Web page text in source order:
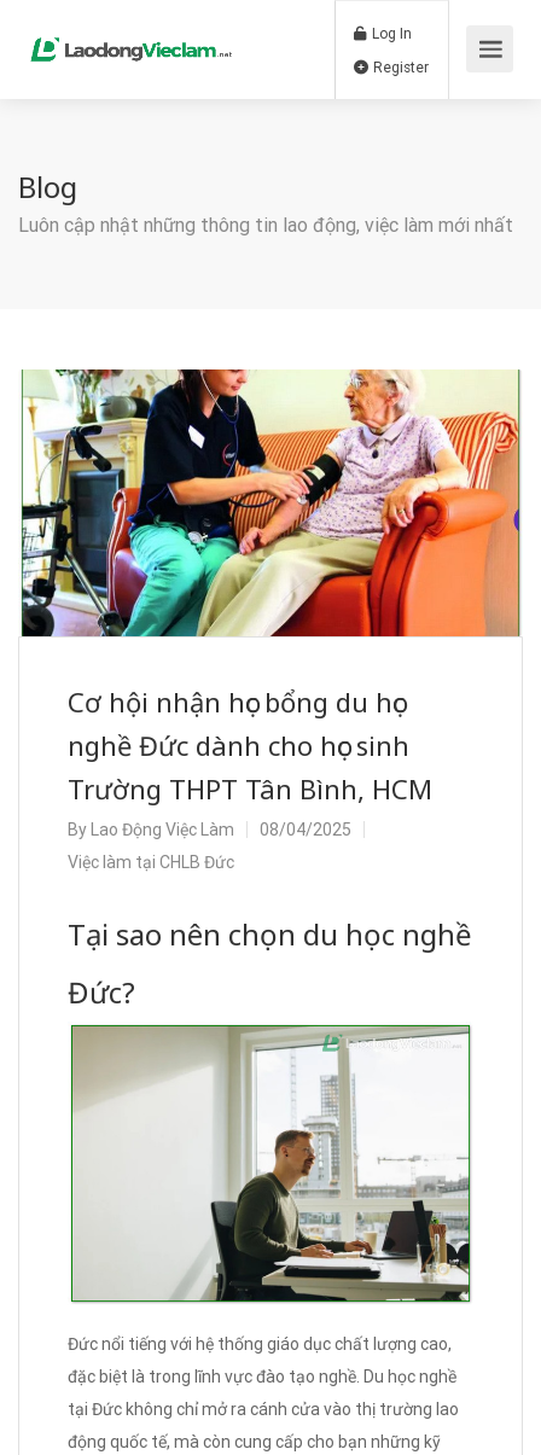
Log In
Blog
Luôn cập nhật những thông tin lao động, việc làm mới nhất
Cơ hội nhận học bổng du học
nghề Đức dành cho học sinh
Trường THPT Tân Bình, HCM
By Lao Động Việc Làm
08/04/2025
Việc làm tại CHLB Đức
Tại sao nên chọn du học nghề
Đức?
Đức nổi tiếng với hệ thống giáo dục chất lượng cao,
đặc biệt là trong lĩnh vực đào tạo nghề. Du học nghề
tại Đức không chỉ mở ra cánh cửa vào thị trường lao
động quốc tế, mà còn cung cấp cho bạn những kỹ